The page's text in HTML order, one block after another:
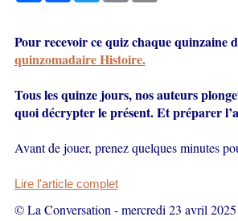
Pour recevoir ce quiz chaque quinzaine
quinzomadaire Histoire.
Tous les quinze jours, nos auteurs
quoi décrypter le présent. Et préparer
Avant de jouer, prenez quelques minutes
Lire l'article complet
© La Conversation -mercredi 23 avril 2025